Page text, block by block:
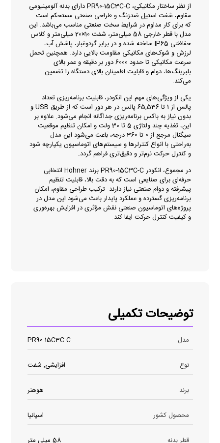
از نظر ساختار مکانیکی، PR90-15C3C-C دارای بدنه آلومینیومی
مقاوم، شفت استیل ضدزنگ و طراحی صنعتی مستحکم است
که برای کار مداوم در شرایط سخت صنعتی مناسب می‌باشد. این
مدل با قطر خارجی 58 میلی‌متر، شفت 10×20 میلی‌متر و کلاس
حفاظتی IP65 ساخته شده و در برابر گردوغبار، پاشش آب،
لرزش و شوک‌های مکانیکی مقاومت بالایی دارد. همچنین تحمل
سرعت مکانیکی تا حدود 6000 دور بر دقیقه و عمر بالای
بلبرینگ‌ها، دوام و قابلیت اطمینان بالای دستگاه را تضمین
می‌کند.
یکی از ویژگی‌های مهم این انکودر، قابلیت برنامه‌ریزی تعداد
پالس از 1 تا 65,536 پالس در هر دور است که از طریق USB و
بدون نیاز به باکس برنامه‌ریزی جداگانه انجام می‌شود. علاوه بر
این، تغذیه چند ولتاژی 5 تا 30 ولت و امکان تنظیم موقعیت
سیگنال مرجع از 0 تا 360 درجه، باعث می‌شود این مدل
به‌راحتی با انواع کنترلرها و سیستم‌های اتوماسیون یکپارچه شود
و کنترل حرکت نرم‌تر و دقیق‌تری فراهم گردد.
در مجموع، انکودر PR90-15C3C-C برند Hohner انتخابی
حرفه‌ای برای صنایعی است که به دقت بالا، قابلیت تنظیم
پیشرفته و دوام صنعتی نیاز دارند. ترکیب طراحی مقاوم، امکان
برنامه‌ریزی گسترده و عملکرد پایدار باعث می‌شود این مدل در
پروژه‌های اتوماسیون صنعتی نقش مؤثری در افزایش بهره‌وری
و کیفیت کنترل حرکت ایفا کند.
توضیحات تکمیلی
مدل PR90-15C3C-C
نوع افزایشی, شفت
برند هوهنر
محصول کشور اسپانیا
قطر بدنه 58 میلی متر